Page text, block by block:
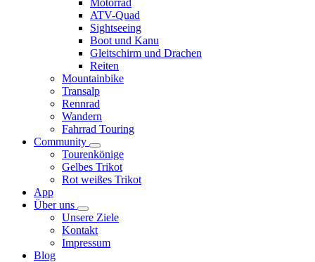
ATV-Quad
Sightseeing
Boot und Kanu
Gleitschirm und Drachen
Reiten
Mountainbike
Transalp
Rennrad
Wandern
Fahrrad Touring
Community
Tourenkönige
Gelbes Trikot
Rot weißes Trikot
App
Über uns
Unsere Ziele
Kontakt
Impressum
Blog